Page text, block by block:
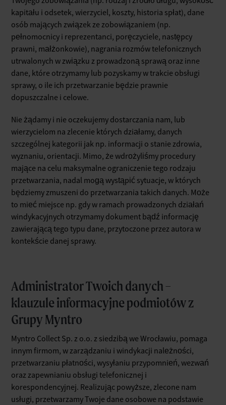
kapitału i odsetek, wierzyciel, koszty, historia spłat), dane
osób mających związek ze zobowiązaniem (np.
pełnomocnicy i reprezentanci, poręczyciele, następcy
prawni, małżonkowie), nagrania rozmów telefonicznych
utrwalonych w związku z prowadzoną sprawą oraz inne
dane, które otrzymamy lub pozyskamy w trakcie obsługi
sprawy, o ile ich przetwarzanie będzie prawnie
dopuszczalne i celowe.
Nie żądamy i nie oczekujemy dostarczania nam, lub
wierzycielom na zlecenie których działamy, danych
szczególnej kategorii jak np. informacji o stanie zdrowia,
wyznaniu, orientacji. Mimo, że wdrożyliśmy procedury
mające na celu maksymalne ograniczenie tego rodzaju
przetwarzania, nadal mogą wystąpić sytuacje, w których
będziemy zmuszeni do przetwarzania takich danych. Może
to mieć miejsce np. gdy w ramach prowadzonych działań
windykacyjnych otrzymamy dokument bądź informację
zawierającą tego typu dane, przytoczone przez autora w
kontekście danej sprawy.
Administrator Twoich danych –
klauzule informacyjne podmiotów z
Grupy Myntro
Myntro Collect Sp. z o.o. z siedzibą we Wrocławiu, pomaga
innym firmom, w zarządzaniu i windykacji należności,
przetwarzaniu płatności, wysyłaniu przypomnień, wezwań
oraz zapewnianiu obsługi telefonicznej i
korespondencyjnej. Realizując powyższe, zlecone nam
usługi, przetwarzamy Twoje dane osobowe na podstawie